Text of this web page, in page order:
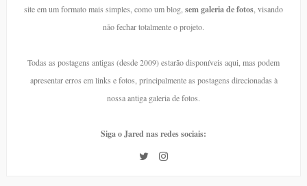
site em um formato mais simples, como um blog, sem galeria de fotos , visando
não fechar totalmente o projeto.
Todas as postagens antigas (desde 2009) estarão disponíveis aqui, mas podem
apresentar erros em links e fotos, principalmente as postagens direcionadas à
nossa antiga galeria de fotos.
Siga o Jared nas redes sociais: